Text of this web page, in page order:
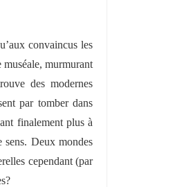
convaincus les
murmurant
des modernes
par tomber dans
finalement plus à
Deux mondes
cependant (par